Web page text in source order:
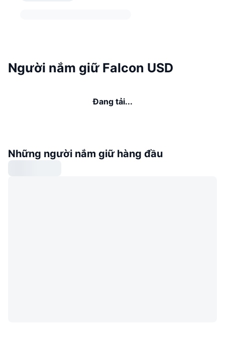
Người nắm giữ Falcon USD
Đang tải...
Những người nắm giữ hàng đầu